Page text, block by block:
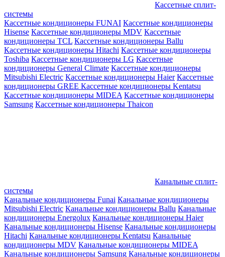
Кассетные сплит-
системы
Кассетные кондиционеры FUNAI Кассетные кондиционеры
Hisense Кассетные кондиционеры MDV Кассетные
кондиционеры TCL Кассетные кондиционеры Ballu
Кассетные кондиционеры Hitachi Кассетные кондиционеры
Toshiba Кассетные кондиционеры LG Кассетные
кондиционеры General Climate Кассетные кондиционеры
Mitsubishi Electric Кассетные кондиционеры Haier Кассетные
кондиционеры GREE Кассетные кондиционеры Kentatsu
Кассетные кондиционеры MIDEA Кассетные кондиционеры
Samsung Кассетные кондиционеры Thaicon
Канальные сплит-
системы
Канальные кондиционеры Funai Канальные кондиционеры
Mitsubishi Electric Канальные кондиционеры Ballu Канальные
кондиционеры Energolux Канальные кондиционеры Haier
Канальные кондиционеры Hisense Канальные кондиционеры
Hitachi Канальные кондиционеры Kentatsu Канальные
кондиционеры MDV Канальные кондиционеры MIDEA
Канальные кондиционеры Samsung Канальные кондиционеры